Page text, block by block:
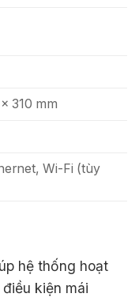
310 mm
Wi-Fi (tùy
hệ thống hoạt
kiện mái